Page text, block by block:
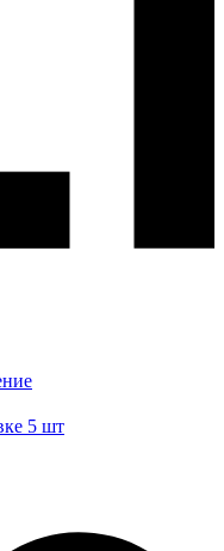
5 шт